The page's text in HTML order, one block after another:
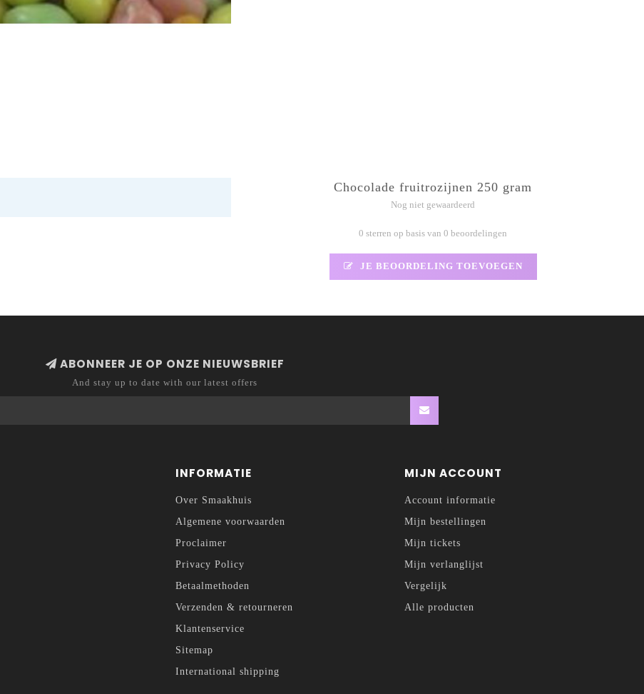
Chocolade fruitrozijnen 250 gram
Nog niet gewaardeerd
0 sterren op basis van 0 beoordelingen
JE BEOORDELING TOEVOEGEN
ABONNEER JE OP ONZE NIEUWSBRIEF
And stay up to date with our latest offers
INFORMATIE
Over Smaakhuis
Algemene voorwaarden
Proclaimer
Privacy Policy
Betaalmethoden
Verzenden & retourneren
Klantenservice
Sitemap
International shipping
MIJN ACCOUNT
Account informatie
Mijn bestellingen
Mijn tickets
Mijn verlanglijst
Vergelijk
Alle producten